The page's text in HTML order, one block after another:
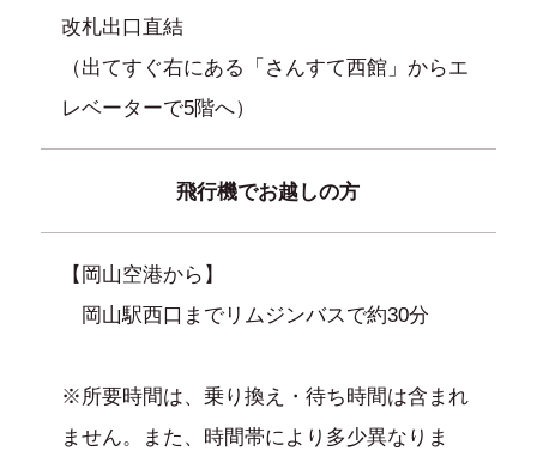
改札出口直結
（出てすぐ右にある「さんすて西館」からエ
レベーターで5階へ）
飛行機でお越しの方
【岡山空港から】
岡山駅西口までリムジンバスで約30分
※所要時間は、乗り換え・待ち時間は含まれ
ません。また、時間帯により多少異なりま